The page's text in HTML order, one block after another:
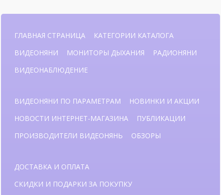
ГЛАВНАЯ СТРАНИЦА
КАТЕГОРИИ КАТАЛОГА
ВИДЕОНЯНИ
МОНИТОРЫ ДЫХАНИЯ
РАДИОНЯНИ
ВИДЕОНАБЛЮДЕНИЕ
ВИДЕОНЯНИ ПО ПАРАМЕТРАМ
НОВИНКИ И АКЦИИ
НОВОСТИ ИНТЕРНЕТ-МАГАЗИНА
ПУБЛИКАЦИИ
ПРОИЗВОДИТЕЛИ ВИДЕОНЯНЬ
ОБЗОРЫ
ДОСТАВКА И ОПЛАТА
СКИДКИ И ПОДАРКИ ЗА ПОКУПКУ